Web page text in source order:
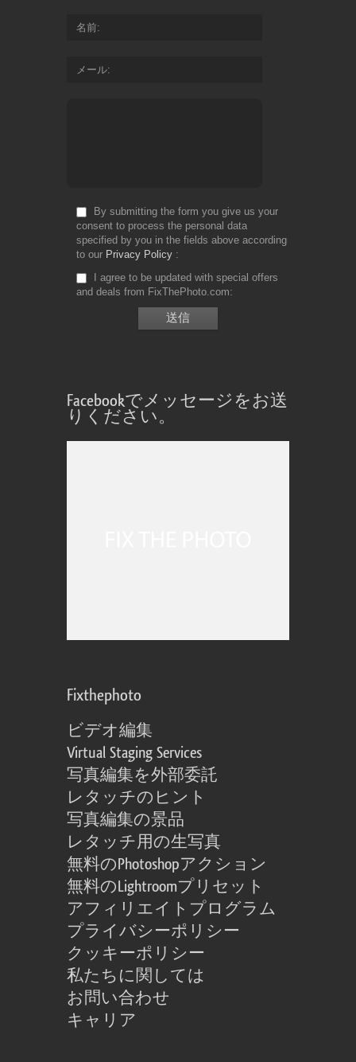
名前
メール
By submitting the form you give us your
consent to process the personal data
specified by you in the fields above according
to our Privacy Policy
I agree to be updated with special offers
and deals from FixThePhoto.com
Facebookでメッセージをお送
りください。
Fixthephoto
ビデオ編集
Virtual Staging Services
写真編集を外部委託
レタッチのヒント
写真編集の景品
レタッチ用の生写真
無料のPhotoshopアクション
無料のLightroomプリセット
アフィリエイトプログラム
プライバシーポリシー
クッキーポリシー
私たちに関しては
お問い合わせ
キャリア